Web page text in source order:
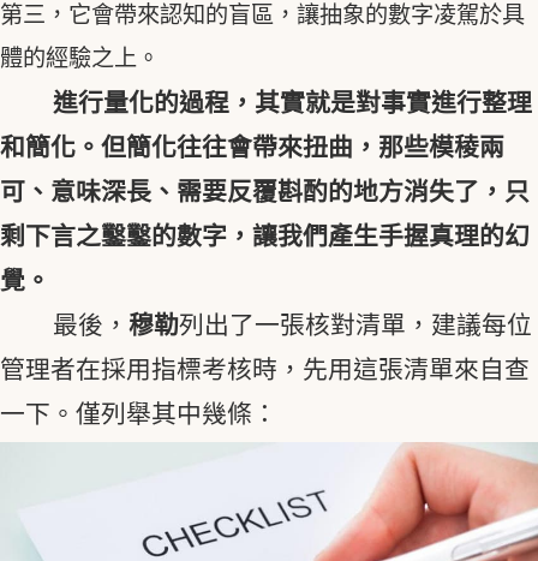
第三，它會帶來認知的盲區，讓抽象的數字凌駕於具
體的經驗之上。
進行量化的過程，其實就是對事實進行整理
和簡化。但簡化往往會帶來扭曲，那些模稜兩
可、意味深長、需要反覆斟酌的地方消失了，只
剩下言之鑿鑿的數字，讓我們產生手握真理的幻
覺。
最後， 穆勒列出了一張核對清單，建議每位
管理者在採用指標考核時，先用這張清單來自查
一下。僅列舉其中幾條：